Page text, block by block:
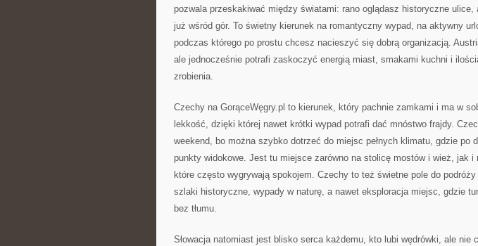
pozwala przeskakiwać między światami: rano oglądasz historyczne ulice,
już wśród gór. To świetny kierunek na romantyczny wypad, na aktywny
podczas którego po prostu chcesz nacieszyć się dobrą organizacją.
ale jednocześnie potrafi zaskoczyć energią miast, smakami kuchni i
zrobienia.
Czechy na GorąceWęgry.pl to kierunek, który pachnie zamkami i ma w
lekkość, dzięki której nawet krótki wypad potrafi dać mnóstwo frajdy.
weekend, bo można szybko dotrzeć do miejsc pełnych klimatu, gdzie po
punkty widokowe. Jest tu miejsce zarówno na stolicę mostów i wież, jak i
które często wygrywają spokojem. Czechy to też świetne pole do
szlaki historyczne, wypady w naturę, a nawet eksploracja miejsc, gdzie
bez tłumu.
Słowacja natomiast jest blisko serca każdemu, kto lubi wędrówki, ale nie